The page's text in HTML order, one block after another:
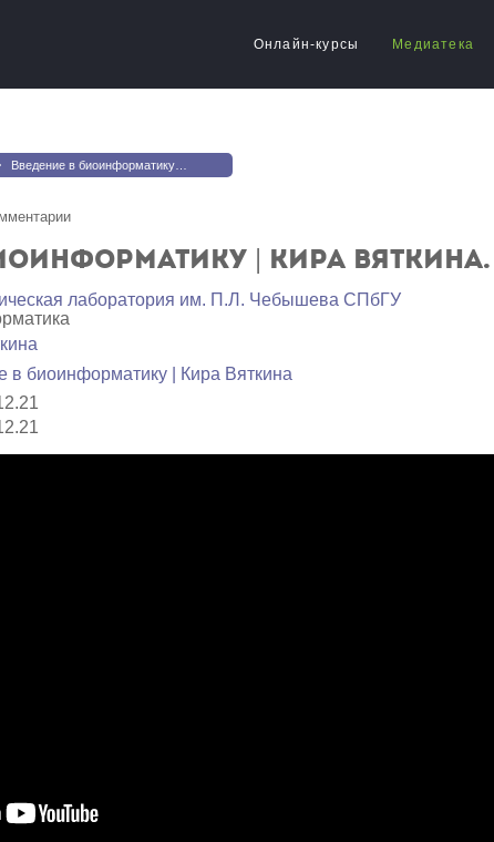
Онлайн-курсы Медиатека
Введение в биоинформатику | Кира Вяткина. Лекция 14
| Кира Вяткина.
лаборатория им. П.Л. Чебышева СПбГУ
в биоинформатику | Кира Вяткина